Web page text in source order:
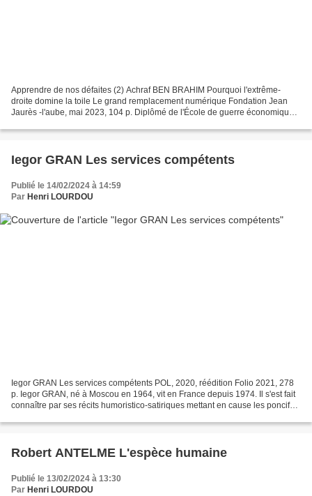
Apprendre de nos défaites (2) Achraf BEN BRAHIM Pourquoi l'extrême-
droite domine la toile Le grand remplacement numérique Fondation Jean
Jaurès -l'aube, mai 2023, 104 p. Diplômé de l'École de guerre économique
Iegor GRAN Les services compétents
Publié le 14/02/2024 à 14:59
Par Henri LOURDOU
Iegor GRAN Les services compétents POL, 2020, réédition Folio 2021, 278
p. Iegor GRAN, né à Moscou en 1964, vit en France depuis 1974. Il s'est fait
connaître par ses récits humoristico-satiriques mettant en cause les poncifs
Robert ANTELME L'espèce humaine
Publié le 13/02/2024 à 13:30
Par Henri LOURDOU